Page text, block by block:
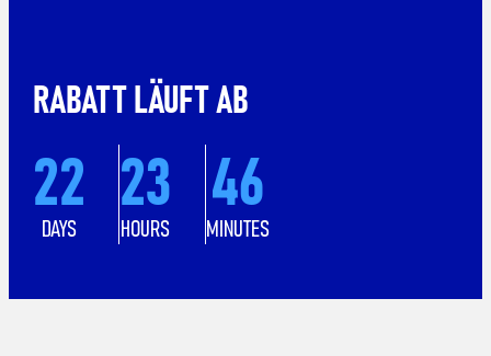
RABATT LÄUFT AB
22
DAYS
23
HOURS
46
MINUTES